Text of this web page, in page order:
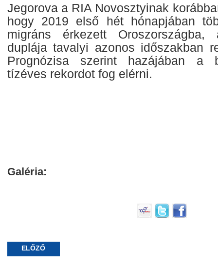
Jegorova a RIA Novosztyinak
hogy 2019 első hét hónapjában
migráns érkezett
duplája tavalyi azonos időszakban
Prognózisa szerint hazájában a
tízéves rekordot fog elérni.
Galéria:
ELŐZŐ